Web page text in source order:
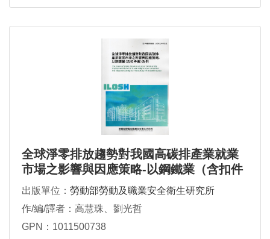
全球淨零排放趨勢對我國高碳排產業就業
市場之影響與因應策略-以鋼鐵業（含扣件
業）為例
出版單位： 勞動部勞動及職業安全衛生研究所
作/編/譯者：高慧珠、劉光哲
GPN：1011500738